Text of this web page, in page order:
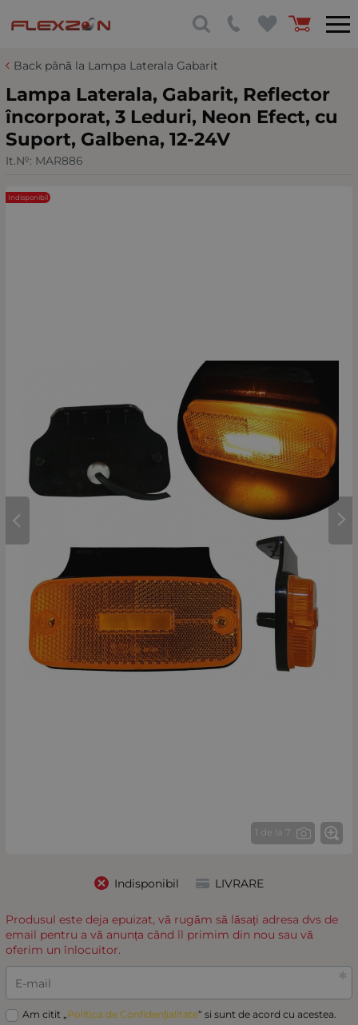
Back până la Lampa Laterala Gabarit
Lampa Laterala, Gabarit, Reflector
încorporat, 3 Leduri, Neon Efect, cu
Suport, Galbena, 12-24V
It.№: MAR886
1 de la 7
Indisponibil
Indisponibil LIVRARE
Produsul este deja epuizat, vă rugăm să lăsați adresa dvs de
email pentru a vă anunța când îl primim din nou sau vă
oferim un înlocuitor.
E-mail
Am citit „ Politica de Confidențialitate“ si sunt de acord cu acestea.